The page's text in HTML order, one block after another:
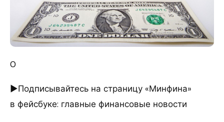
0
►Подписывайтесь на страницу «Минфина»
в фейсбуке: главные финансовые новости